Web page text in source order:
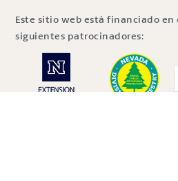
Este sitio web está financiado en
siguientes patrocinadores: